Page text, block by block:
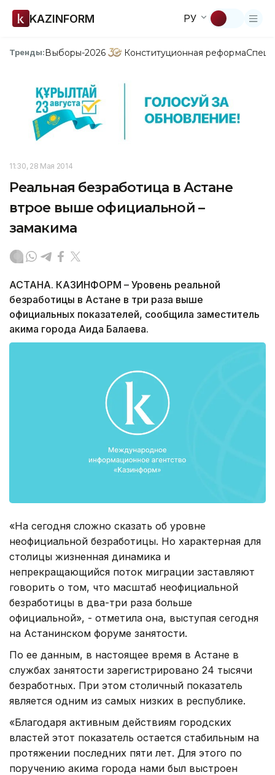
KAZINFORM РУ
Тренды:Выборы-2026 Конституционная реформа
11:30, 28 Мая 2014
Реальная безработица в Астане
втрое выше официальной –
замакима
АСТАНА. КАЗИНФОРМ – Уровень реальной
безработицы в Астане в три раза выше
официальных показателей, сообщила заместитель
акима города Аида Балаева.
«На сегодня сложно сказать об уровне
неофициальной безработицы. Но характерная для
столицы жизненная динамика и
непрекращающийся поток миграции заставляют
говорить о том, что масштаб неофициальной
безработицы в два-три раза больше
официальной», - отметила она, выступая сегодня
на Астанинском форуме занятости.
По ее данным, в настоящее время в Астане в
службах занятости зарегистрировано 24 тысячи
безработных. При этом столичный показатель
является одним из самых низких в республике.
«Благодаря активным действиям городских
властей этот показатель остается стабильным на
протяжении последних пяти лет. Для этого по
поручению акима города нами был выстроен